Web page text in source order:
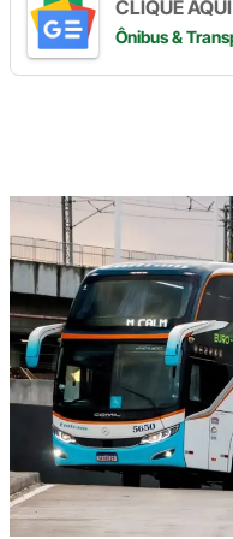
CLIQUE
Ônibus &
Digite
aqui
o
seu
e-
mail